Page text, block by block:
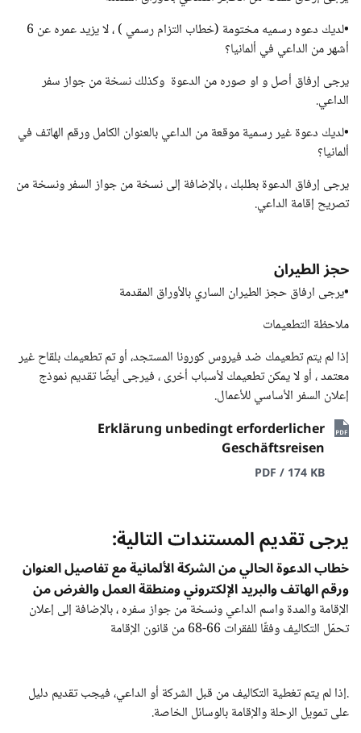
•لديك دعوه رسميه مختومة (خطاب التزام رسمي ) ، لا يزيد عمره عن 6
أشهر من الداعي في ألمانيا؟
يرجى إرفاق أصل و او صوره من الدعوة وكذلك نسخة من جواز سفر
الداعي.
•لديك دعوة غير رسمية موقعة من الداعي بالعنوان الكامل ورقم الهاتف في
ألمانيا؟
يرجى إرفاق الدعوة بطلبك ، بالإضافة إلى نسخة من جواز السفر ونسخة من
تصريح إقامة الداعي.
حجز الطيران
•يرجى ارفاق حجز الطيران الساري بالأوراق المقدمة
ملاحظة التطعيمات
إذا لم يتم تطعيمك ضد فيروس كورونا المستجد، أو تم تطعيمك بلقاح غير
معتمد ، أو لا يمكن تطعيمك لأسباب أخرى ، فيرجى أيضًا تقديم نموذج
إعلان السفر الأساسي للأعمال.
Erklärung unbedingt erforderlicher
Geschäftsreisen
PDF / 174 KB
يرجى تقديم المستندات التالية:
خطاب الدعوة الحالي من الشركة الألمانية مع تفاصيل العنوان
ورقم الهاتف والبريد الإلكتروني ومنطقة العمل والغرض من
الإقامة والمدة واسم الداعي ونسخة من جواز سفره ، بالإضافة إلى إعلان
تحمّل التكاليف وفقًا للفقرات 66-68 من قانون الإقامة
.إذا لم يتم تغطية التكاليف من قبل الشركة أو الداعي، فيجب تقديم دليل
على تمويل الرحلة والإقامة بالوسائل الخاصة.